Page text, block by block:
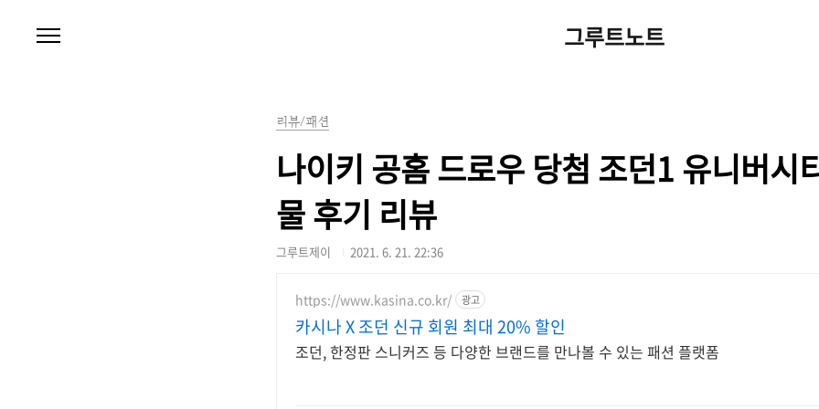
그루트노트
리뷰/패션
나이키 공홈 드로우 당첨 조던1 유니버시
물 후기 리뷰
그루트제이 2021. 6. 21. 22:36
https://www.kasina.co.kr/ 광고
카시나 X 조던 신규 회원 최대 20% 할인
조던, 한정판 스니커즈 등 다양한 브랜드를 만나볼 수 있는 패션 플랫폼